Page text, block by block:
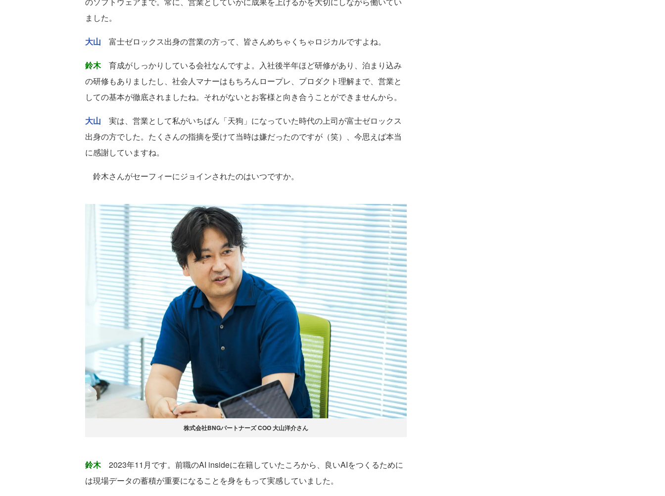
ました。
大山 富士ゼロックス出身の営業の方って、皆さんめちゃくちゃロジカルですよね。
鈴木育成がしっかりしている会社なんですよ。入社後半年ほど研修があり、泊まり込み
の研修もありましたし、社会人マナーはもちろんロープレ、プロダクト理解まで、営業と
しての基本が徹底されましたね。それがないとお客様と向き合うことができませんから。
大山 実は、営業として私がいちばん「天狗」になっていた時代の上司が富士ゼロックス
出身の方でした。たくさんの指摘を受けて当時は嫌だったのですが（笑）、今思えば本当
に感謝していますね。
鈴木さんがセーフィーにジョインされたのはいつですか。
株式会社BNGパートナーズ COO 大山洋介さん
鈴木2023年11月です。前職のAI insideに在籍していたころから、良いAIをつくるために
は現場データの蓄積が重要になることを身をもって実感していました。